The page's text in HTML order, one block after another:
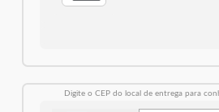
Digite o CEP do local de entrega para